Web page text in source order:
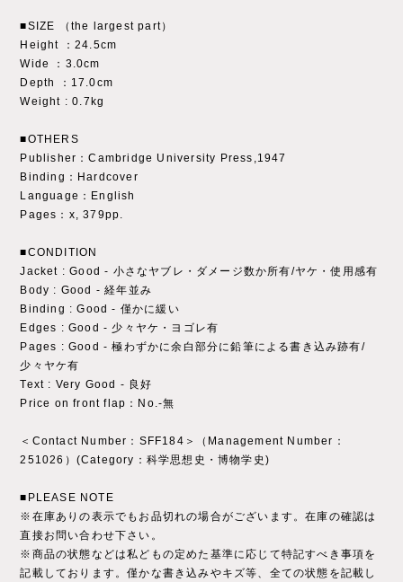
■SIZE （the largest part）
Height ：24.5cm
Wide ：3.0cm
Depth ：17.0cm
Weight : 0.7kg
■OTHERS
Publisher：Cambridge University Press,1947
Binding：Hardcover
Language：English
Pages：x, 379pp.
■CONDITION
Jacket : Good - 小さなヤブレ・ダメージ数か所有/ヤケ・使用感有
Body : Good - 経年並み
Binding : Good - 僅かに緩い
Edges : Good - 少々ヤケ・ヨゴレ有
Pages : Good - 極わずかに余白部分に鉛筆による書き込み跡有/
少々ヤケ有
Text : Very Good - 良好
Price on front flap：No.-無
＜Contact Number：SFF184＞（Management Number：
251026）(Category：科学思想史・博物学史)
■PLEASE NOTE
※在庫ありの表示でもお品切れの場合がございます。在庫の確認は
直接お問い合わせ下さい。
※商品の状態などは私どもの定めた基準に応じて特記すべき事項を
記載しております。僅かな書き込みやキズ等、全ての状態を記載し